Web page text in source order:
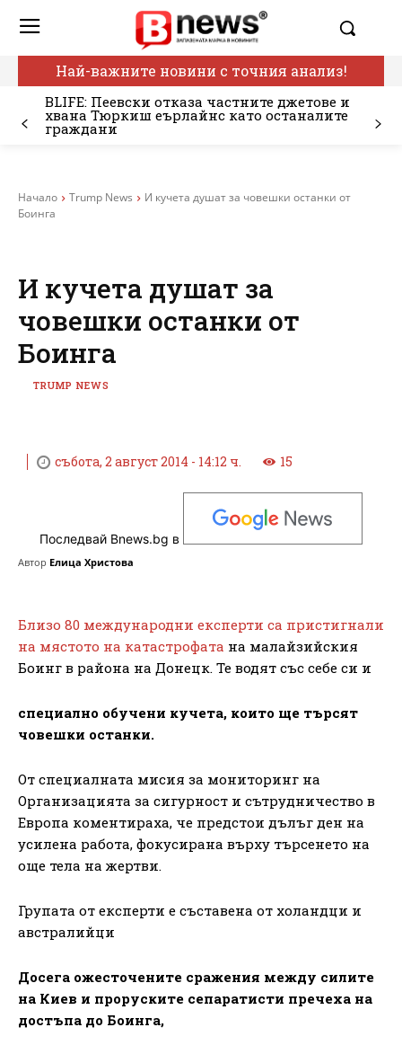
Най-важните новини с точния анализ!
BLIFE: Пеевски отказа частните джетове и
хвана Тюркиш еърлайнс като останалите
граждани
Начало Trump News
И кучета душат за човешки останки от
Боинга
И кучета душат за
човешки останки от
Боинга
TRUMP NEWS
събота, 2 август 2014 - 14:12 ч. 15
Последвай Bnews.bg в
Автор Елица Христова
Близо 80 международни експерти са пристигнали
на мястото на катастрофата на малайзийския
Боинг в района на Донецк. Те водят със себе си и
специално обучени кучета, които ще търсят
човешки останки.
От специалната мисия за мониторинг на
Организацията за сигурност и сътрудничество в
Европа коментираха, че предстои дълъг ден на
усилена работа, фокусирана върху търсенето на
още тела на жертви.
Групата от експерти е съставена от холандци и
австралийци
Досега ожесточените сражения между силите
на Киев и проруските сепаратисти пречеха на
достъпа до Боинга,